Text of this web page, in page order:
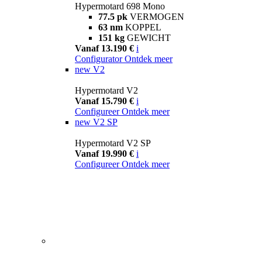
Hypermotard 698 Mono
77.5 pk VERMOGEN
63 nm KOPPEL
151 kg GEWICHT
Vanaf 13.190 € i
Configurator Ontdek meer
new V2
Hypermotard V2
Vanaf 15.790 € i
Configureer Ontdek meer
new V2 SP
Hypermotard V2 SP
Vanaf 19.990 € i
Configureer Ontdek meer